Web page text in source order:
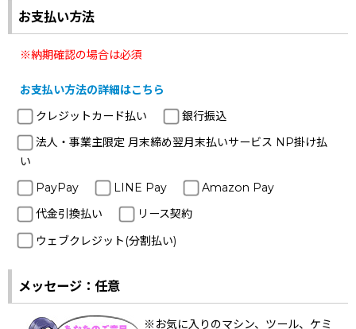
お支払い方法
※納期確認の場合は必須
お支払い方法の詳細はこちら
クレジットカード払い
銀行振込
法人・事業主限定 月末締め翌月末払いサービス NP掛け払
い
PayPay
LINE Pay
Amazon Pay
代金引換払い
リース契約
ウェブクレジット(分割払い)
メッセージ：任意
※お気に入りのマシン、ツール、ケミ